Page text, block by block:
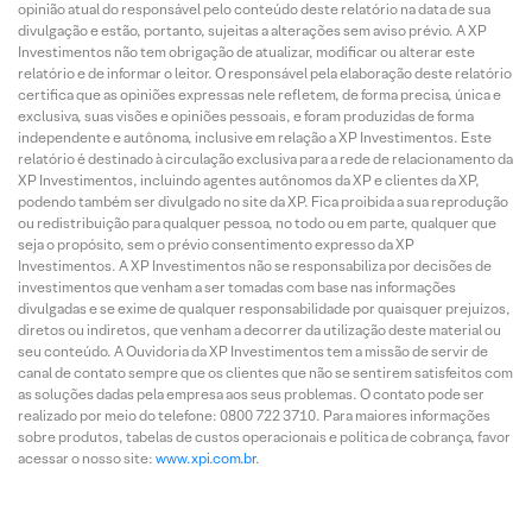
opinião atual do responsável pelo conteúdo deste relatório na data de sua
divulgação e estão, portanto, sujeitas a alterações sem aviso prévio. A XP
Investimentos não tem obrigação de atualizar, modificar ou alterar este
relatório e de informar o leitor. O responsável pela elaboração deste relatório
certifica que as opiniões expressas nele refletem, de forma precisa, única e
exclusiva, suas visões e opiniões pessoais, e foram produzidas de forma
independente e autônoma, inclusive em relação a XP Investimentos. Este
relatório é destinado à circulação exclusiva para a rede de relacionamento da
XP Investimentos, incluindo agentes autônomos da XP e clientes da XP,
podendo também ser divulgado no site da XP. Fica proibida a sua reprodução
ou redistribuição para qualquer pessoa, no todo ou em parte, qualquer que
seja o propósito, sem o prévio consentimento expresso da XP
Investimentos. A XP Investimentos não se responsabiliza por decisões de
investimentos que venham a ser tomadas com base nas informações
divulgadas e se exime de qualquer responsabilidade por quaisquer prejuízos,
diretos ou indiretos, que venham a decorrer da utilização deste material ou
seu conteúdo. A Ouvidoria da XP Investimentos tem a missão de servir de
canal de contato sempre que os clientes que não se sentirem satisfeitos com
as soluções dadas pela empresa aos seus problemas. O contato pode ser
realizado por meio do telefone: 0800 722 3710. Para maiores informações
sobre produtos, tabelas de custos operacionais e política de cobrança, favor
acessar o nosso site: www.xpi.com.br.